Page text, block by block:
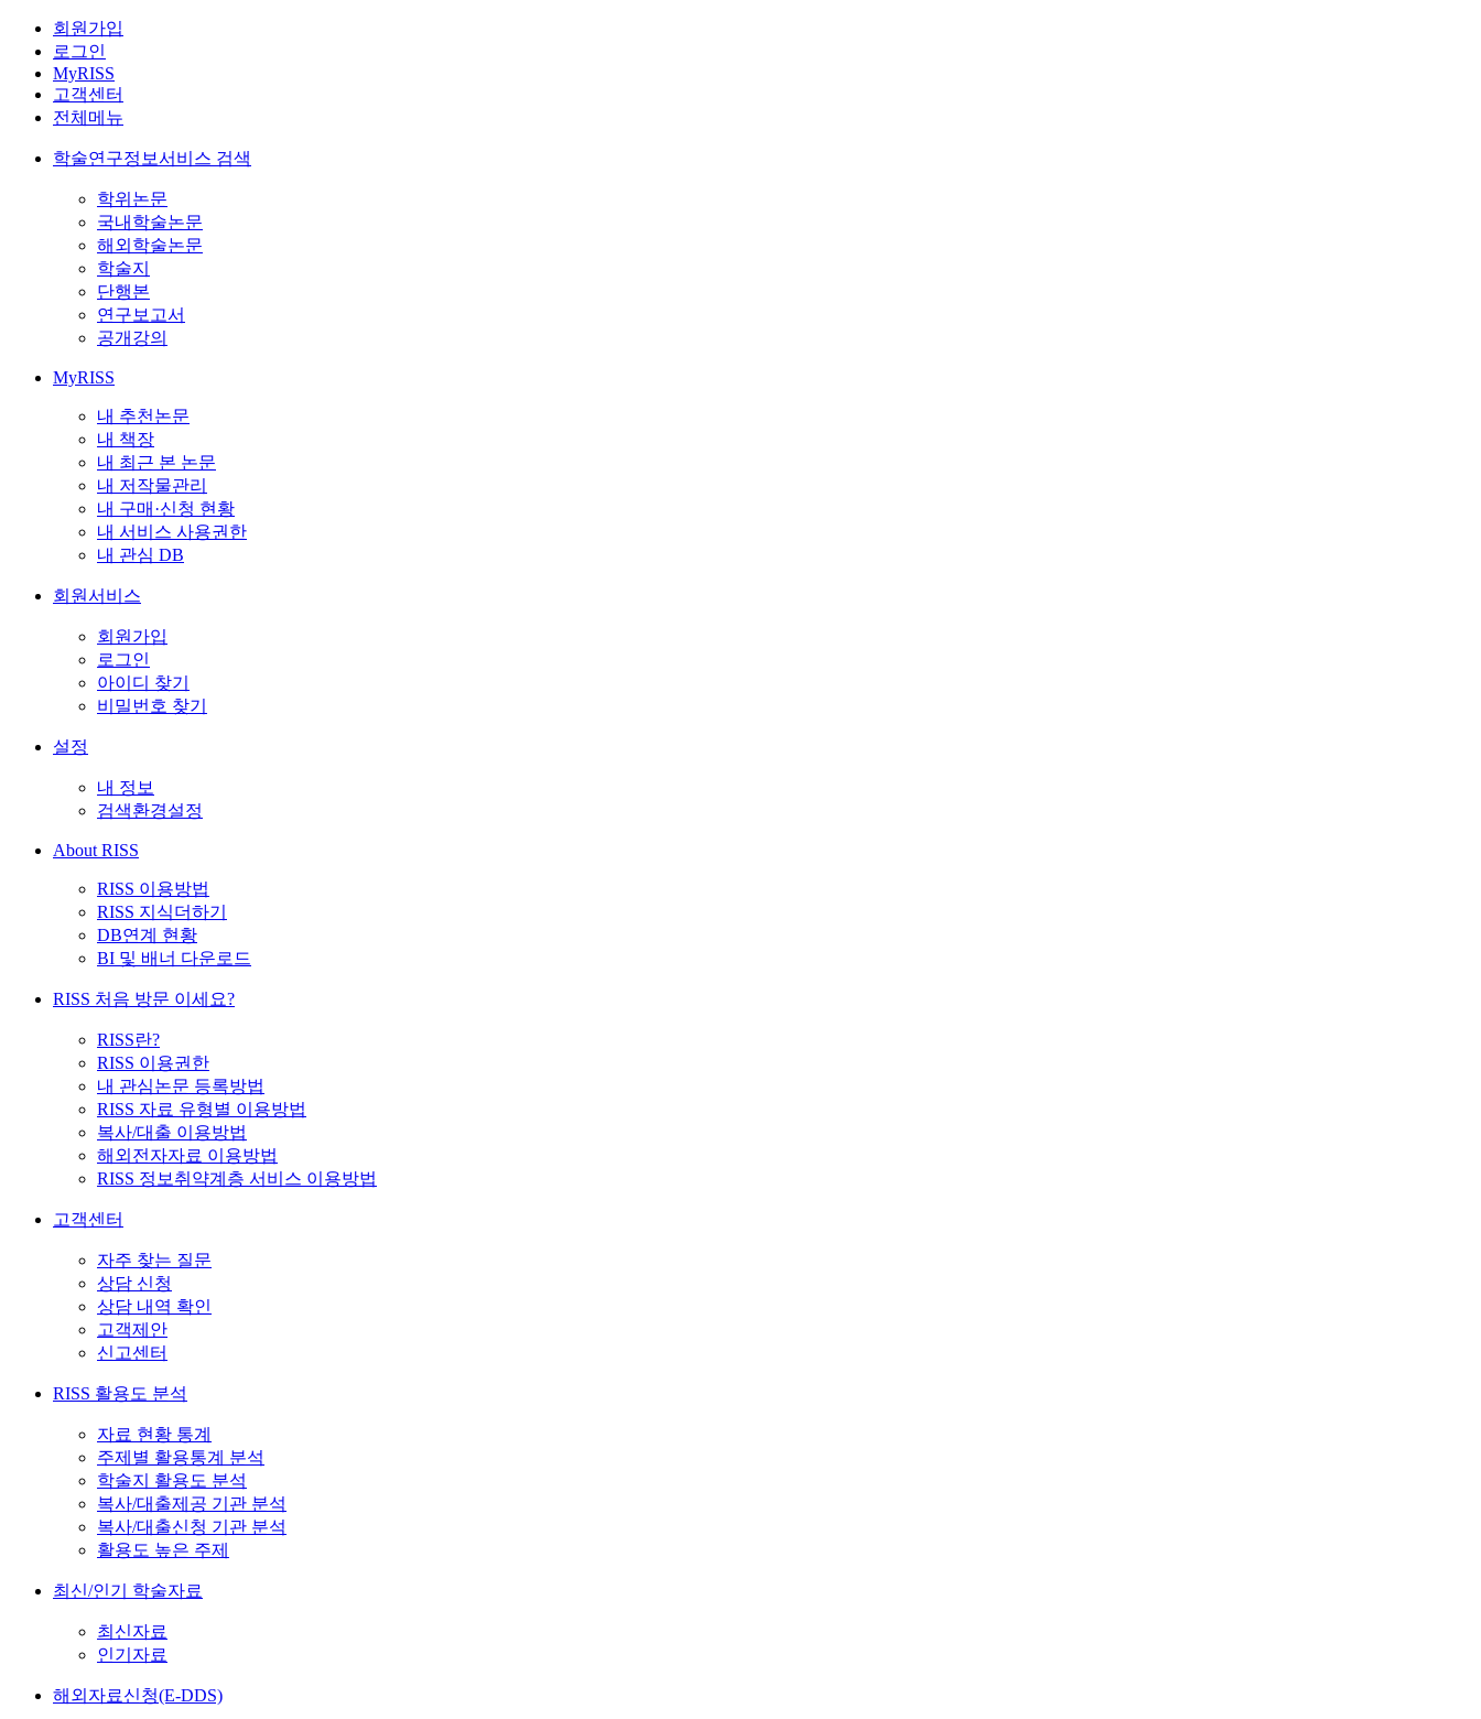
회원가입
로그인
MyRISS
고객센터
전체메뉴
학술연구정보서비스 검색
학위논문
국내학술논문
해외학술논문
학술지
단행본
연구보고서
공개강의
MyRISS
내 추천논문
내 책장
내 최근 본 논문
내 저작물관리
내 구매·신청 현황
내 서비스 사용권한
내 관심 DB
회원서비스
회원가입
로그인
아이디 찾기
비밀번호 찾기
설정
내 정보
검색환경설정
About RISS
RISS 이용방법
RISS 지식더하기
DB연계 현황
BI 및 배너 다운로드
RISS 처음 방문 이세요?
RISS란?
RISS 이용권한
내 관심논문 등록방법
RISS 자료 유형별 이용방법
복사/대출 이용방법
해외전자자료 이용방법
RISS 정보취약계층 서비스 이용방법
고객센터
자주 찾는 질문
상담 신청
상담 내역 확인
고객제안
신고센터
RISS 활용도 분석
자료 현황 통계
주제별 활용통계 분석
학술지 활용도 분석
복사/대출제공 기관 분석
복사/대출신청 기관 분석
활용도 높은 주제
최신/인기 학술자료
최신자료
인기자료
해외자료신청(E-DDS)